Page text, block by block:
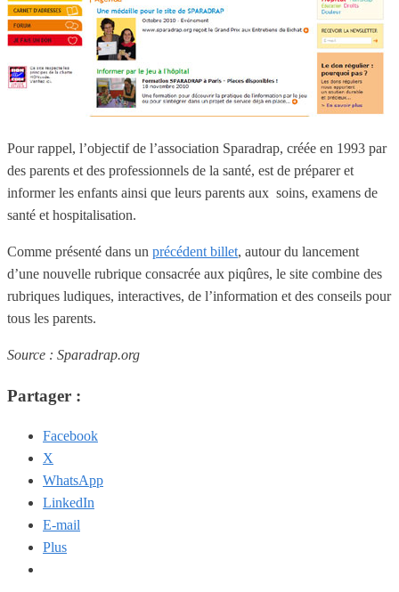
Pour rappel, l’objectif de l’association Sparadrap, créée en 1993 par
des parents et des professionnels de la santé, est de préparer et
informer les enfants ainsi que leurs parents aux soins, examens de
santé et hospitalisation.
Comme présenté dans un précédent billet, autour du lancement
d’une nouvelle rubrique consacrée aux piqûres, le site combine des
rubriques ludiques, interactives, de l’information et des conseils pour
tous les parents.
Source : Sparadrap.org
Partager :
Facebook
X
WhatsApp
LinkedIn
E-mail
Plus